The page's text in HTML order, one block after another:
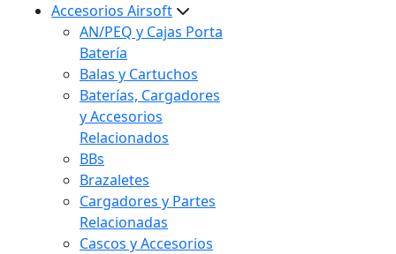
Accesorios Airsoft
AN/PEQ y Cajas Porta
Batería
Balas y Cartuchos
Baterías, Cargadores
y Accesorios
Relacionados
BBs
Brazaletes
Cargadores y Partes
Relacionadas
Cascos y Accesorios